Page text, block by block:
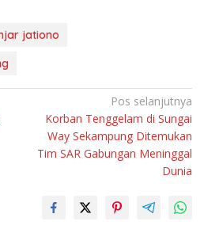
jationo
Pos selanjutnya
Korban Tenggelam di Sungai
Way Sekampung Ditemukan
Tim SAR Gabungan Meninggal
Dunia